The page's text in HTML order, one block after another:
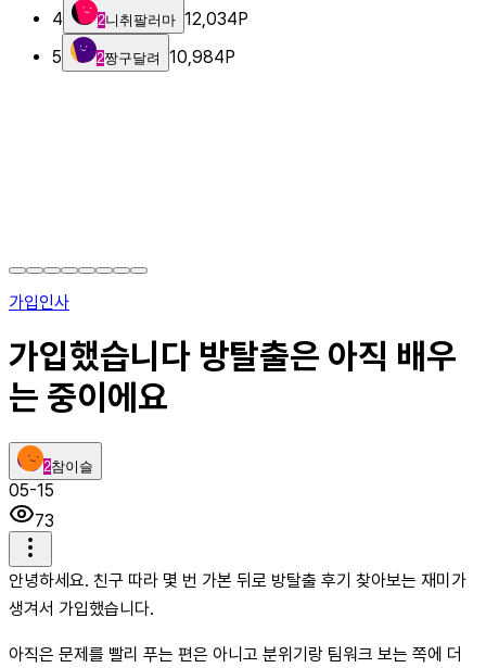
4 2니취팔러마 12,034P
5
2짱구달려 10,984P
가입인사
가입했습니다 방탈출은 아직 배우
는 중이에요
2참이슬
05-15
73
안녕하세요. 친구 따라 몇 번 가본 뒤로 방탈출 후기 찾아보는 재미가
생겨서 가입했습니다.
아직은 문제를 빨리 푸는 편은 아니고 분위기랑 팀워크 보는 쪽에 더